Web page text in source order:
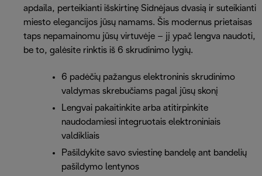
apdaila, perteikianti išskirtinę Sidnėjaus dvasią ir suteikianti
miesto elegancijos jūsų namams. Šis modernus prietaisas
taps nepamainomu jūsų virtuvėje – jį ypač lengva naudoti,
be to, galėsite rinktis iš 6 skrudinimo lygių.
6 padėčių pažangus elektroninis skrudinimo
valdymas skrebučiams pagal jūsų skonį
Lengvai pakaitinkite arba atitirpinkite
naudodamiesi integruotais elektroniniais
valdikliais
Pašildykite savo sviestinę bandelę ant bandelių
pašildymo lentynos